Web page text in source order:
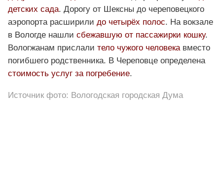
детских сада. Дорогу от Шексны до череповецкого
аэропорта расширили до четырёх полос. На вокзале
в Вологде нашли сбежавшую от пассажирки кошку.
Вологжанам прислали тело чужого человека вместо
погибшего родственника. В Череповце определена
стоимость услуг за погребение.
Источник фото: Вологодская городская Дума